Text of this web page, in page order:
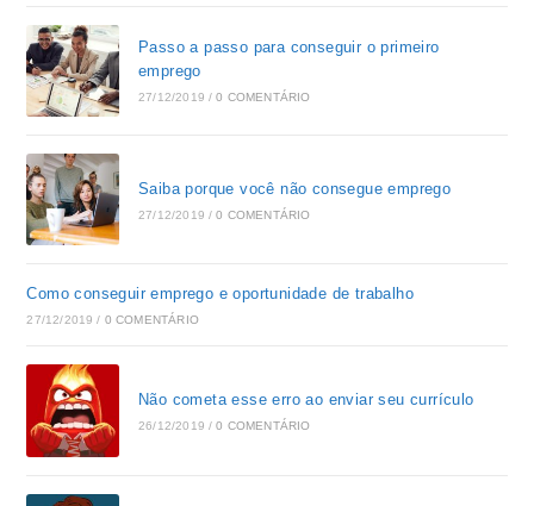
Passo a passo para conseguir o primeiro
emprego
27/12/2019 / 0 COMENTÁRIO
Saiba porque você não consegue emprego
27/12/2019 / 0 COMENTÁRIO
Como conseguir emprego e oportunidade de trabalho
27/12/2019 / 0 COMENTÁRIO
Não cometa esse erro ao enviar seu currículo
26/12/2019 / 0 COMENTÁRIO